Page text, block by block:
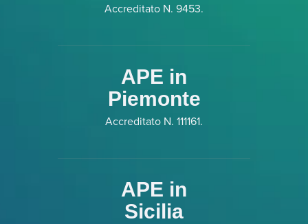
Accreditato N. 9453.
APE in
Piemonte
Accreditato N. 111161.
APE in
Sicilia